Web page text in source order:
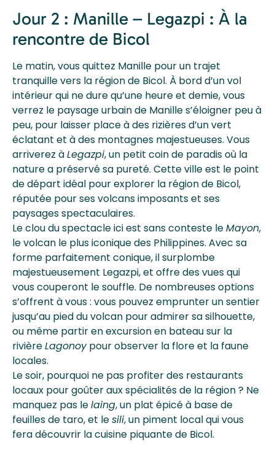
Jour 2 : Manille – Legazpi : À la
rencontre de Bicol
Le matin, vous quittez Manille pour un trajet
tranquille vers la région de Bicol. À bord d’un vol
intérieur qui ne dure qu’une heure et demie, vous
verrez le paysage urbain de Manille s’éloigner peu à
peu, pour laisser place à des rizières d’un vert
éclatant et à des montagnes majestueuses. Vous
arriverez àLegazpi, un petit coin de paradis où la
nature a préservé sa pureté. Cette ville est le point
de départ idéal pour explorer la région de Bicol,
réputée pour ses volcans imposants et ses
paysages spectaculaires.
Le clou du spectacle ici est sans conteste leMayon,
le volcan le plus iconique des Philippines. Avec sa
forme parfaitement conique, il surplombe
majestueusement Legazpi, et offre des vues qui
vous couperont le souffle. De nombreuses options
s’offrent à vous : vous pouvez emprunter un sentier
jusqu’au pied du volcan pour admirer sa silhouette,
ou même partir en excursion en bateau sur la
rivièreLagonoypour observer la flore et la faune
locales.
Le soir, pourquoi ne pas profiter des restaurants
locaux pour goûter aux spécialités de la région ? Ne
manquez pas lelaing, un plat épicé à base de
feuilles de taro, et lesili, un piment local qui vous
fera découvrir la cuisine piquante de Bicol.